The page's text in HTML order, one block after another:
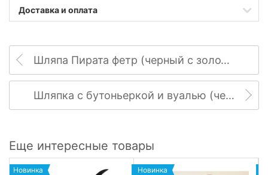
Доставка и оплата
Шляпа Пирата фетр (черный с золотым) взрослая
Шляпка с бутоньеркой и вуалью (черная)
Еще интересные товары
Новинка Новинка